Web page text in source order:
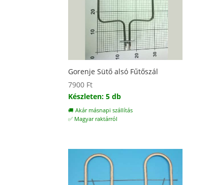
Gorenje Sütő alsó Fűtőszál
7900 Ft
Készleten: 5 db
🚚 Akár másnapi szállítás
✅ Magyar raktárról